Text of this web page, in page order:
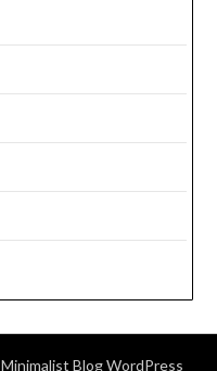
Minimalist BlogWordPress